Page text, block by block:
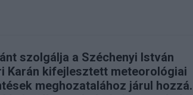
szolgálja a Széchenyi István
Karán kifejlesztett meteorológiai
meghozatalához járul